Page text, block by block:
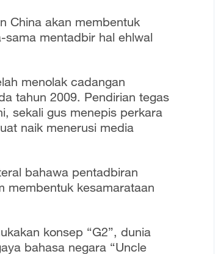
China akan membentuk
sama mentadbir hal ehlwal
menolak cadangan
tahun 2009. Pendirian tegas
sekali gus menepis perkara
naik menerusi media
bahawa pentadbiran
membentuk kesamarataan
konsep “G2”, dunia
bahasa negara “Uncle